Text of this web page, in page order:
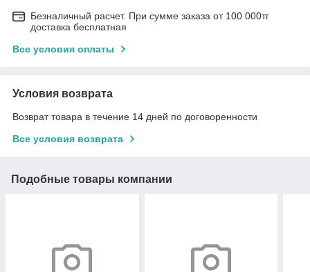
Безналичный расчет. При сумме заказа от 100 000тг
доставка бесплатная
Все условия оплаты
Условия возврата
Возврат товара в течение 14 дней по договоренности
Все условия возврата
Подобные товары компании